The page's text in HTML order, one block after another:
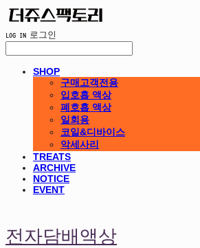
LOG IN 로그인
SHOP
구매고객전용
입호흡 액상
폐호흡 액상
일회용
코일&디바이스
악세사리
TREATS
ARCHIVE
NOTICE
EVENT
전자담배액상